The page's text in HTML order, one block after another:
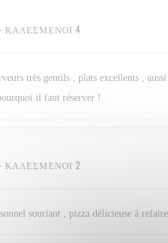
- ΚΑΛΕΣΜΈΝΟΙ 4
très gentils , plats excellents ,
il faut réserver !
- ΚΑΛΕΣΜΈΝΟΙ 2
souriant , pizza délicieuse à refaire